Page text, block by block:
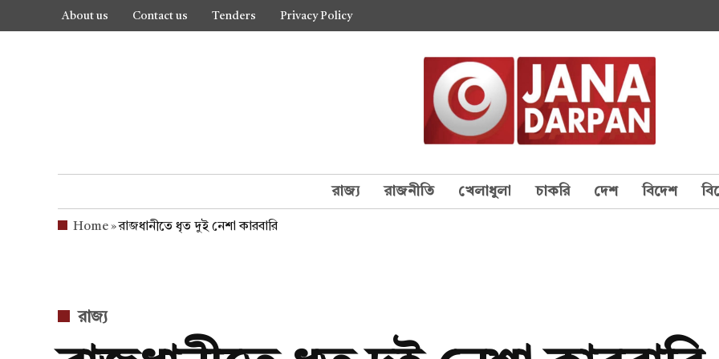
About us Contact us Tenders Privacy Policy
রাজ্য রাজনীতি খেলাধুলা চাকরি দেশ বিদেশ
Home»রাজধানীতে ধৃত দুই নেশা কারবারি
POSTED
রাজ্য